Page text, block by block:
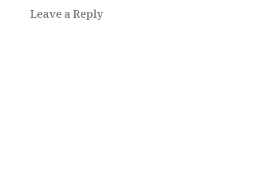
Leave a Reply